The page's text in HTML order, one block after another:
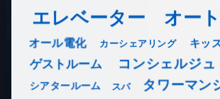
エレベーター オー
オール電化 カーシェアリング キッ
ゲストルーム コンシェルジュ
シアタールーム スパ タワーマン